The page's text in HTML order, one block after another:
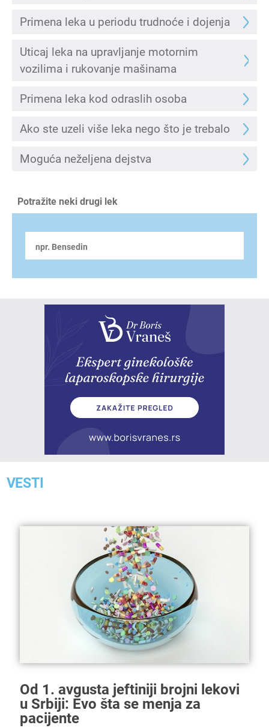
Primena leka u periodu trudnoće i dojenja
Uticaj leka na upravljanje motornim
vozilima i rukovanje mašinama
Primena leka kod odraslih osoba
Ako ste uzeli više leka nego što je trebalo
Moguća neželjena dejstva
Potražite neki drugi lek
VESTI
Od 1. avgusta jeftiniji brojni lekovi
u Srbiji: Evo šta se menja za
pacijente